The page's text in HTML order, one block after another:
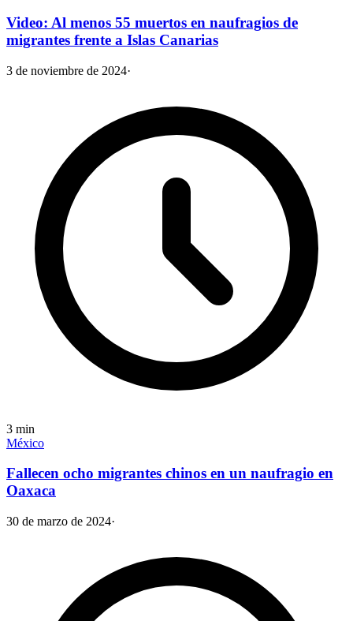
Video: Al menos 55 muertos en naufragios de
migrantes frente a Islas Canarias
3 de noviembre de 2024·
3 min
México
Fallecen ocho migrantes chinos en un naufragio en
Oaxaca
30 de marzo de 2024·